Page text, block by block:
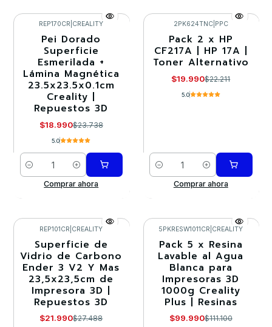
-20%
REP170CR CREALITY
Pei Dorado
Superficie
Esmerilada +
Lámina Magnética
23.5x23.5x0.1cm
Creality |
Repuestos 3D
$18.990$23.738
5.0
Cantidad
Comprar ahora
-10%
2PK624TNC| PPC
Pack 2 x HP
CF217A | HP 17A |
Toner Alternativo
$19.990$22.211
5.0
Cantidad
Comprar ahora
-20%
REP101CR CREALITY
Superficie de
Vidrio de Carbono
Ender 3 V2 Y Mas
23,5x23,5cm de
Impresora 3D |
Repuestos 3D
$21.990$27.488
-10%
Agotado
5PKRESW1011CR CREALITY
Pack 5 x Resina
Lavable al Agua
Blanca para
Impresoras 3D
1000g Creality
Plus | Resinas
$99.990$111.100